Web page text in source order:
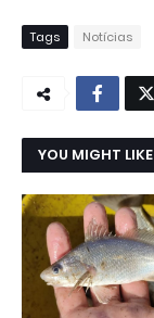
Tags Notícias
YOU MIGHT LIKE